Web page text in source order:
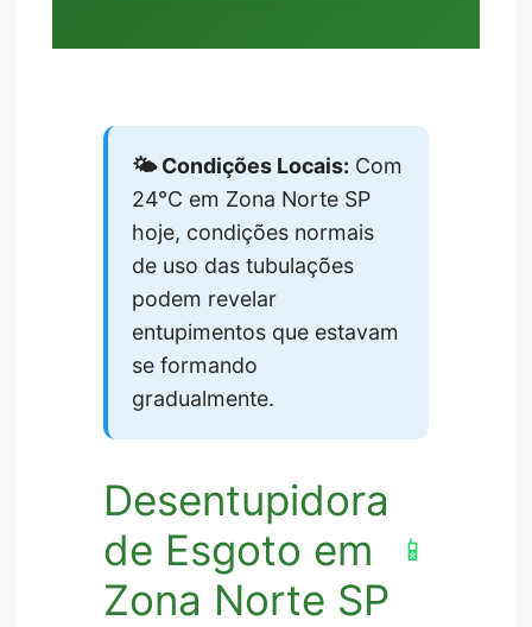
🌤️ Condições Locais: Com
24°C em Zona Norte SP
hoje, condições normais
de uso das tubulações
podem revelar
entupimentos que estavam
se formando
gradualmente.
Desentupidora
de Esgoto em
Zona Norte SP
📱